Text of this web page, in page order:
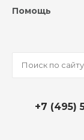
Помощь
+7 (495)